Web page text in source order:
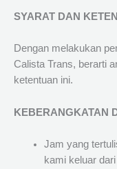
SYARAT DAN
Dengan melakukan
Calista Trans, berarti
ketentuan ini.
KEBERANGKATAN
Jam yang
kami keluar